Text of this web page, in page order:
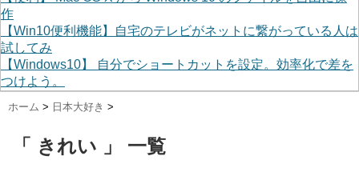
作
【Win10便利機能】自宅のテレビがネットに繋がっている人は
試してみ
【Windows10】 自分でショートカットを設定。効率化で差を
つけよう。
ホーム > 日本大好き >
「 きれい 」 一覧